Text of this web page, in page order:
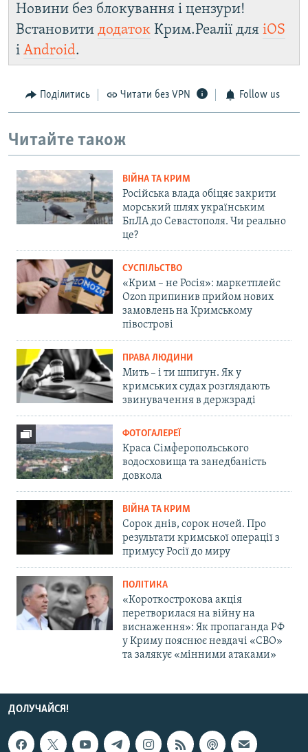
Новини без блокування і цензури!
Встановити додаток Крим.Реалії для iOS
і Android.
Поділитись Читати без VPN Follow us
Читайте також
ВІЙНА ТА КРИМ
Російська влада обіцяє закрити
морський шлях українським
БпЛА до Севастополя. Чи реально
це?
СУСПІЛЬСТВО
«Крим – не Росія»: маркетплейс
Ozon припинив прийом нових
замовлень на Кримському
півострові
ПРАВА ЛЮДИНИ
Мить – і ти шпигун. Як у
кримських судах розглядають
звинувачення в держзраді
ФОТОГАЛЕРЕЇ
Краса Сімферопольського
водосховища та занедбаність
довкола
ВІЙНА ТА КРИМ
Сорок днів, сорок ночей. Про
результати кримської операції з
примусу Росії до миру
ПОЛІТИКА
«Короткострокова акція
перетворилася на війну на
виснаження»: Як пропаганда РФ
у Криму пояснює невдачі «СВО»
та залякує «мінними атаками»
ДОЛУЧАЙСЯ!